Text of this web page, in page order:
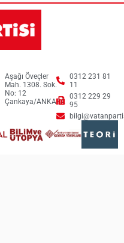
Aşağı Öveçler
Mah. 1308. Sok.
No: 12
Çankaya/ANKARA
0312 231 81
11
0312 229 29
95